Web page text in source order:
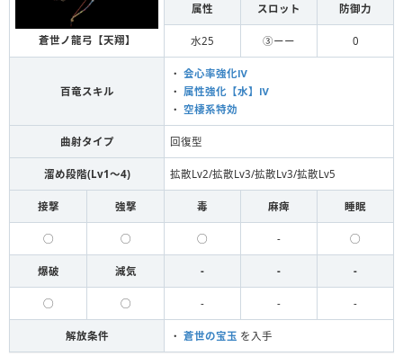
蒼世ノ龍弓【天翔】
属性 スロット 防御力
水25 ③ーー 0
百竜スキル
・ 会心率強化Ⅳ
・ 属性強化【水】Ⅳ
・ 空棲系特効
曲射タイプ 回復型
溜め段階(Lv1〜4) 拡散Lv2/拡散Lv3/拡散Lv3/拡散Lv5
接撃 強撃 毒 麻痺 睡眠
◯ ◯ ◯ - ◯
爆破 減気 - - -
◯ ◯ - - -
解放条件 ・ 蒼世の宝玉 を入手